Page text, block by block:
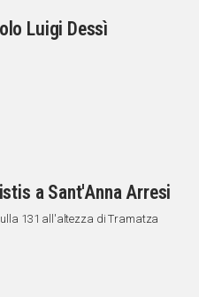
Luigi Dessì
a Sant'Anna Arresi
131 all'altezza di Tramatza